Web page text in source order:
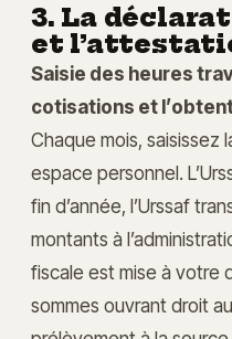
3. La
et
Saisie des heures
cotisations et
Chaque mois, saisissez
espace personnel.
fin d’année, l’Urssaf
montants à
fiscale est mise à votre
sommes ouvrant droit